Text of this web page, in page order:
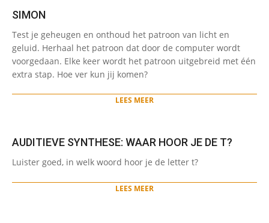
SIMON
06-
03
Test je geheugen en onthoud het patroon van licht en
geluid. Herhaal het patroon dat door de computer wordt
voorgedaan. Elke keer wordt het patroon uitgebreid met één
extra stap. Hoe ver kun jij komen?
LEES MEER
AUDITIEVE SYNTHESE: WAAR HOOR JE DE T?
05-
28
Luister goed, in welk woord hoor je de letter t?
LEES MEER